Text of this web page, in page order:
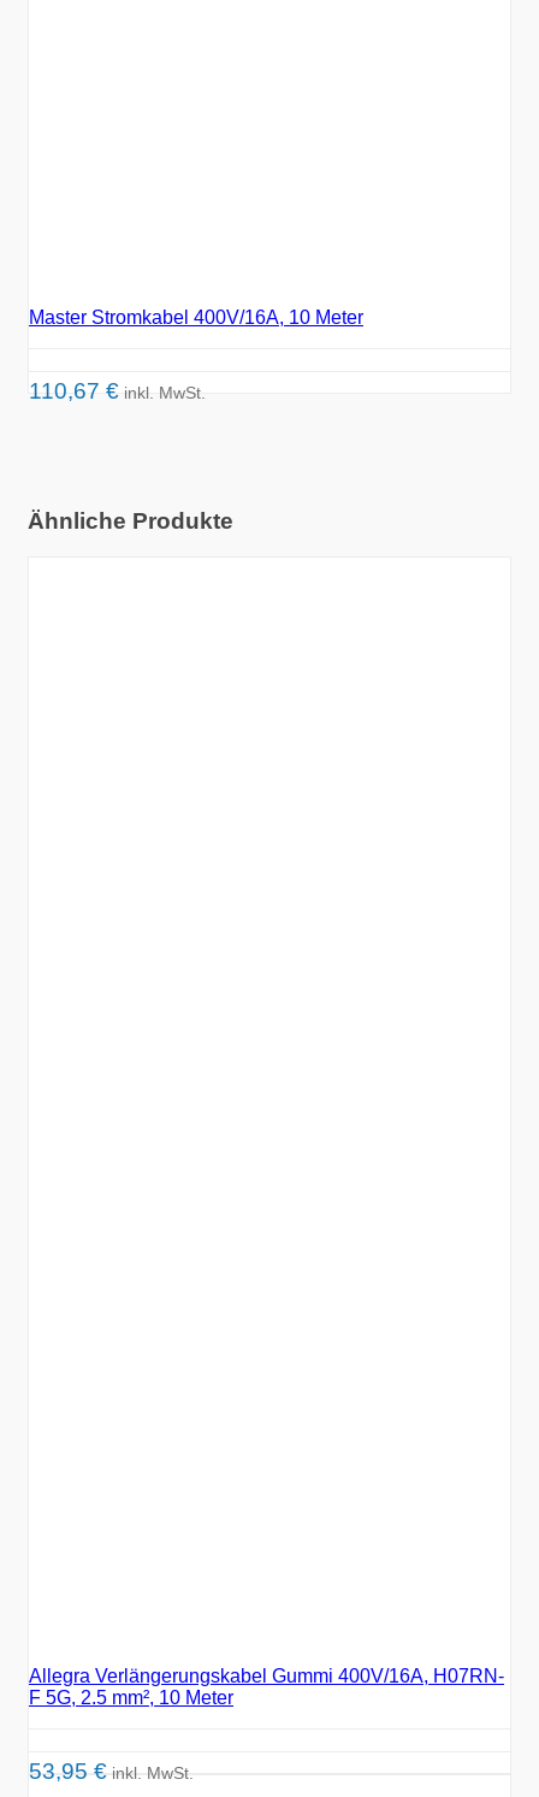
Master Stromkabel 400V/16A, 10 Meter
110,67 € inkl. MwSt.
Ähnliche Produkte
Allegra Verlängerungskabel Gummi 400V/16A, H07RN-
F 5G, 2.5 mm², 10 Meter
53,95 € inkl. MwSt.